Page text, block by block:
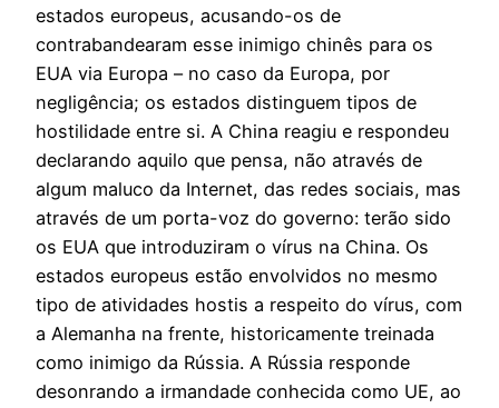
estados europeus, acusando-os de
contrabandearam esse inimigo chinês para os
EUA via Europa – no caso da Europa, por
negligência; os estados distinguem tipos de
hostilidade entre si. A China reagiu e respondeu
declarando aquilo que pensa, não através de
algum maluco da Internet, das redes sociais, mas
através de um porta-voz do governo: terão sido
os EUA que introduziram o vírus na China. Os
estados europeus estão envolvidos no mesmo
tipo de atividades hostis a respeito do vírus, com
a Alemanha na frente, historicamente treinada
como inimigo da Rússia. A Rússia responde
desonrando a irmandade conhecida como UE, ao